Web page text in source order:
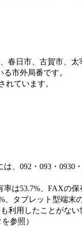
春日市、古賀市、
市外局番です。
れています。
、092・093・0930・
は53.7%、FAXの
、タブレット型端末
利用したことがな
参照）